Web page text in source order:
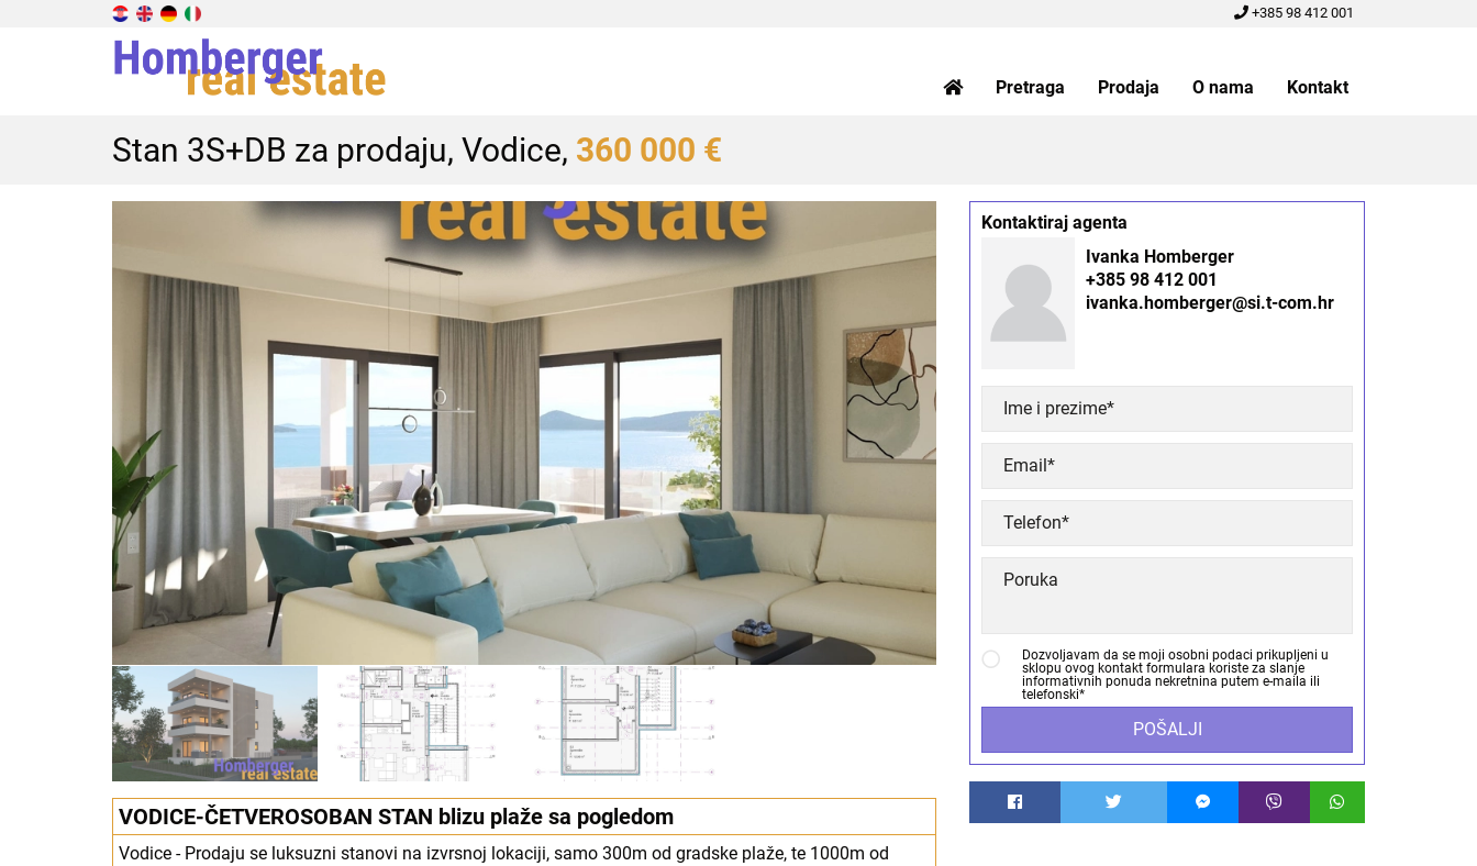
+385 98 412 001
Pretraga Prodaja O nama Kontakt
Stan 3S+DB za prodaju, Vodice, 360 000 €
VODICE-ČETVEROSOBAN STAN blizu plaže sa pogledom
Vodice - Prodaju se luksuzni stanovi na izvrsnoj lokaciji, samo 300m od gradske plaže, te 1000m od
Kontaktiraj agenta
Ivanka Homberger
+385 98 412 001
ivanka.homberger@si.t-com.hr
Dozvoljavam da se moji osobni podaci prikupljeni u
sklopu ovog kontakt formulara koriste za slanje
informativnih ponuda nekretnina putem e-maila ili
telefonski*
POŠALJI